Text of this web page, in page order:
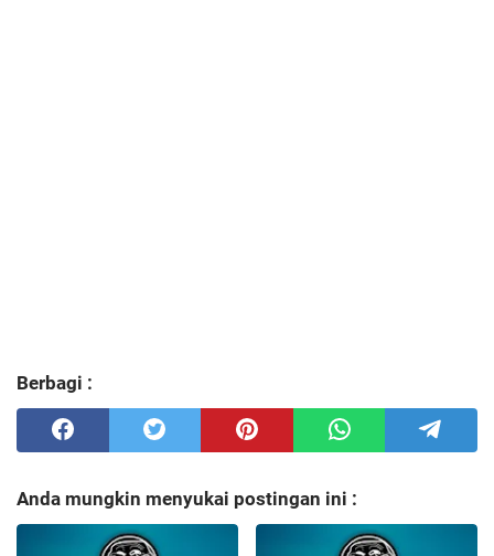
Berbagi :
Anda mungkin menyukai postingan ini :